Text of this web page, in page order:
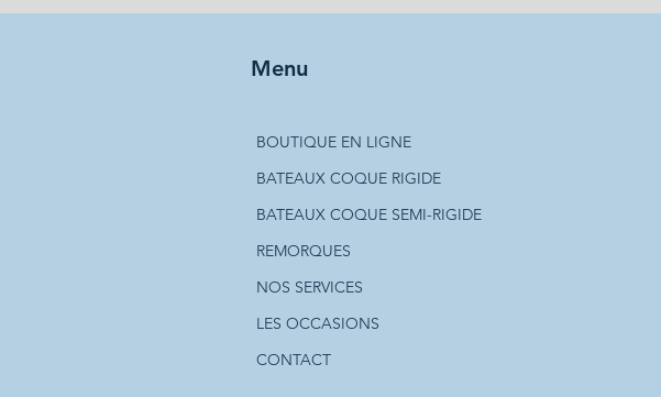
Menu
BOUTIQUE EN LIGNE
BATEAUX COQUE RIGIDE
BATEAUX COQUE SEMI-RIGIDE
REMORQUES
NOS SERVICES
LES OCCASIONS
CONTACT